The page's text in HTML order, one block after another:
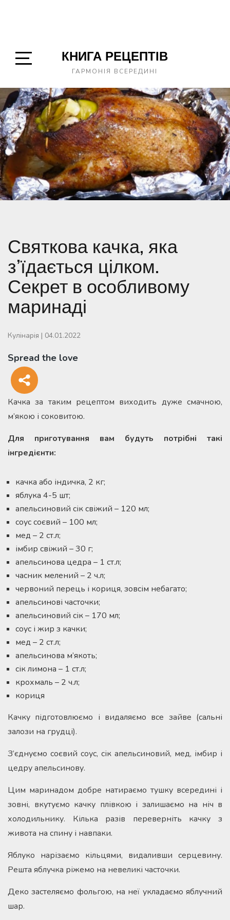
Sidebar
КНИГА РЕЦЕПТІВ
ГАРМОНІЯ ВСЕРЕДИНІ
Святкова качка, яка
з’їдається цілком.
Секрет в особливому
маринаді
Кулінарія | 04.01.2022
Spread the love
Качка за таким рецептом виходить дуже смачною,
м’якою і соковитою.
Для приготування вам будуть потрібні такі
інгредієнти:
качка або індичка, 2 кг;
яблука 4-5 шт;
апельсиновий сік свіжий – 120 мл;
соус соєвий – 100 мл;
мед – 2 ст.л;
імбир свіжий – 30 г;
апельсинова цедра – 1 ст.л;
часник мелений – 2 ч.л;
червоний перець і кориця, зовсім небагато;
апельсинові часточки;
апельсиновий сік – 170 мл;
соус і жир з качки;
мед – 2 ст.л;
апельсинова м’якоть;
сік лимона – 1 ст.л;
крохмаль – 2 ч.л;
кориця
Качку підготовлюємо і видаляємо все зайве (сальні
залози на грудці).
З’єднуємо соєвий соус, сік апельсиновий, мед, імбир і
цедру апельсинову.
Цим маринадом добре натираємо тушку всередині і
зовні, вкутуємо качку плівкою і залишаємо на ніч в
холодильнику. Кілька разів переверніть качку з
живота на спину і навпаки.
Яблуко нарізаємо кільцями, видаливши серцевину.
Решта яблучка ріжемо на невеликі часточки.
Деко застеляємо фольгою, на неї укладаємо яблучний
шар.